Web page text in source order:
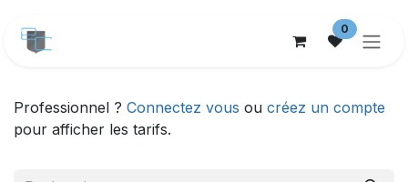
0
Professionnel ? Connectez vous ou créez un compte
pour afficher les tarifs.